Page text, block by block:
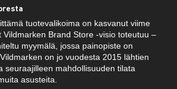
tuotevalikoima on kasvanut viime
Vildmarken Brand Store -visio toteutuu –
myymälä, jossa painopiste on
on jo vuodesta 2015 lähtien
seuraajilleen mahdollisuuden tilata
asusteita.